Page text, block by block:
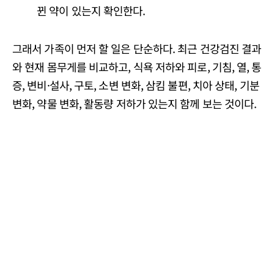
뀐 약이 있는지 확인한다.
그래서 가족이 먼저 할 일은 단순하다. 최근 건강검진 결과
와 현재 몸무게를 비교하고, 식욕 저하와 피로, 기침, 열, 통
증, 변비·설사, 구토, 소변 변화, 삼킴 불편, 치아 상태, 기분
변화, 약물 변화, 활동량 저하가 있는지 함께 보는 것이다.